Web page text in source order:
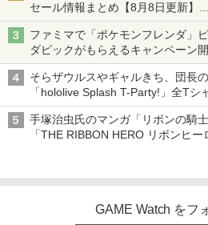
セール情報まとめ【8月8日更新】
ニンテンドーeショップでは「大
ファミマで「ポケモンフレンダ」
ダピックがもらえるキャンペーン開
そらザウルスやギャルきち、団長
「hololive Splash T-Party!」全Tシ
ライン販売開始
手塚治虫氏のマンガ「リボンの騎
「THE RIBBON HERO リボンヒ
GAME Watch をフ